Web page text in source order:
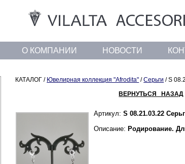
О КОМПАНИИ НОВОСТИ
КАТАЛОГ / Ювелирная коллекция "Afrodita" /Серьги / S
ВЕРНУТЬСЯ НАЗАД
Артикул:S 08.21.03.22
Описание: Родирование.